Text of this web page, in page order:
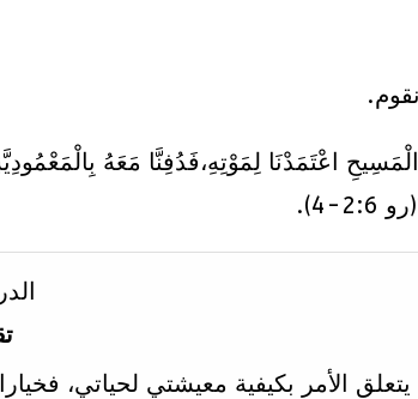
اعْتَمَدْنَا لِمَوْتِهِ،فَدُفِنَّا مَعَهُ
4).
يتعلق الأمر بكيفية معيشتي لحياتي،